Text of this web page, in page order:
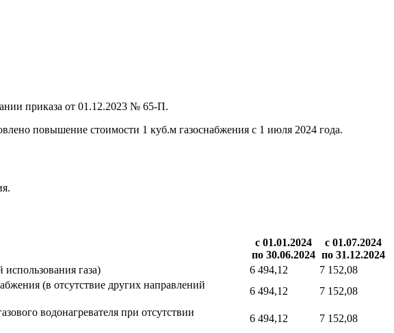
приказа от 01.12.2023 № 65-П.
повышение стоимости 1 куб.м газоснабжения с 1 июля 2024 года.
с 01.01.2024
по 30.06.2024
с 01.07.2024
по 31.12.2024
газа)
6 494,12
7 152,08
(в отсутствие других направлений
6 494,12
7 152,08
водонагревателя при отсутствии
6 494,12
7 152,08